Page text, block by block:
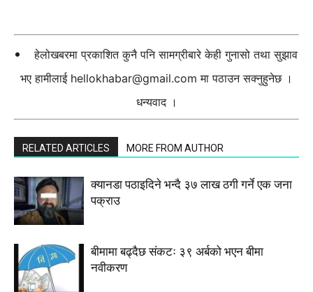
हेलोखबरमा प्रकाशित कुनै पनि सामग्रीबारे केही गुनासो तथा सुझाव
भए हामीलाई hellokhabar@gmail.com मा पठाउन सक्नुहुनेछ ।
धन्यवाद ।
RELATED ARTICLES MORE FROM AUTHOR
क्यानडा पठाइदिने भन्दै ३७ लाख ठगी गर्ने एक जना
पक्राउ
बीमामा बढ्दैछ संकटः ३९ अर्बको भएन बीमा
नवीकरण